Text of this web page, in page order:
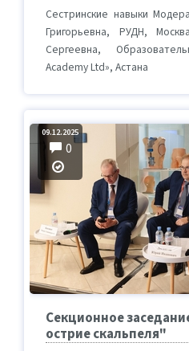
Сестринские навыки
Григорьевна, РУДН,
Сергеевна,
Academy Ltd», Астана
09.12.2025
0
Секционное
острие скальпеля"